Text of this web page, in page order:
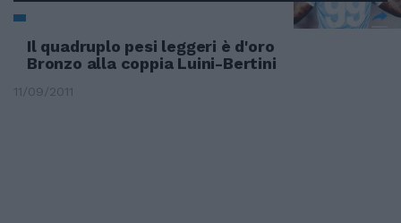
Il quadruplo pesi leggeri è d'oro
Bronzo alla coppia Luini-Bertini
11/09/2011